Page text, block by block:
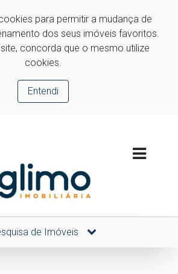
para permitir a mudança de
dos seus imóveis favoritos.
concorda que o mesmo utilize
cookies.
Entendi
de Imóveis